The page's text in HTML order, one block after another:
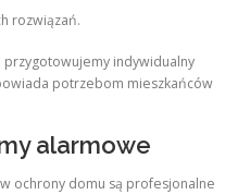
rozwiązań.
indywidualny
potrzebom mieszkańców
alarmowe
ochrony domu są profesjonalne